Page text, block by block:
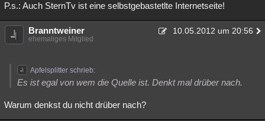
P.s.: Auch SternTv ist eine selbstgebastetlte Internetseite!
Branntweiner 10.05.2012 um 20:56
ehemaliges Mitglied
Apfelsplitter schrieb:
Es ist egal von wem die Quelle ist. Denkt mal drüber nach.
Warum denkst du nicht drüber nach?